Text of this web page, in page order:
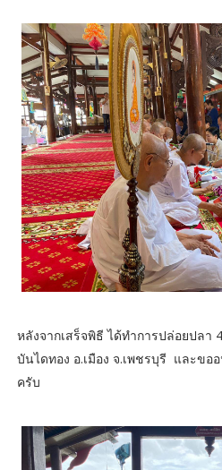
หลังจากเสร็จพิธี ได้ทำการปล่อยปล
บันไดทอง อ.เมือง จ.เพชรบุรี และข
ครับ